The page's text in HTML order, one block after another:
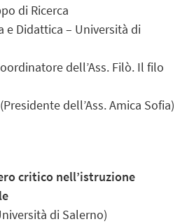
di Ricerca
e Didattica – Università di
dell’Ass. Filò. Il filo
dell’Ass. Amica Sofia)
critico nell’istruzione
di Salerno)